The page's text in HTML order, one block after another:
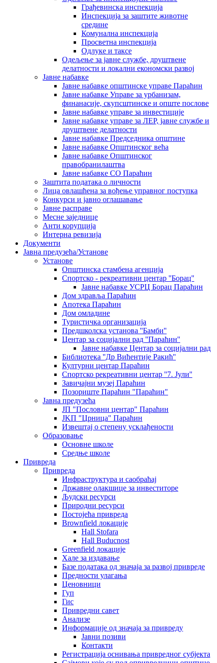
Грађевинска инспекција
Инспекција за заштите животне
средине
Комунална инспекција
Просветна инспекција
Одлуке и таксе
Одељење за јавне службе, друштвене
делатности и локални економски развој
Јавне набавке
Јавне набавке општинске управе Параћин
Јавне набавке Управе за урбанизам,
финанасије, скупсштинске и опште послове
Јавне набавке управе за инвестиције
Јавне набавке управе за ЛЕР, јавне службе и
друштвене делатности
Јавне набавке Председника општине
Јавне набавке Општинског већа
Јавне набавке Општинског
правобранилаштва
Јавне набавке СО Параћин
Заштита података о личности
Лица овлашћена за вођење управног поступка
Конкурси и јавно оглашавање
Јавне расправе
Месне заједнице
Анти корупција
Интерна ревизија
Документи
Јавна предузећа/Установе
Установе
Општинскa стамбенa агенцијa
Спортско - рекреативни центар ''Борац''
Јавне набавке УСРЦ Борац Параћин
Дом здравља Параћин
Апотека Параћин
Дом омладине
Туристичка организација
Предшколска установа ''Бамби''
Центар за социјални рад ''Параћин''
Јавне набавке Центар за социјални рад
Библиотека ''Др Вићентије Ракић''
Културни центар Параћин
Спортско рекреативни центар ''7. Јули''
Завичајни музеј Параћин
Позориште Параћин "Параћин"
Јавна предузећа
ЈП "Пословни центар" Параћин
ЈKП "Црница" Параћин
Извештај о степену усклађености
Образовање
Основне школе
Средње школе
Привреда
Привреда
Инфраструктура и саобраћај
Државне олакшице за инвеститоре
Људски ресурси
Природни ресурси
Постојећа привреда
Brownfield локације
Hall Stofara
Hall Buducnost
Greenfield локације
Хале за издавање
Базе података од значаја за развој привреде
Предности улагања
Ценовници
Гуп
Гис
Привредни савет
Aнализе
Информације од значаја за привреду
Јавни позиви
Контакти
Регистрација оснивања привредног субјекта